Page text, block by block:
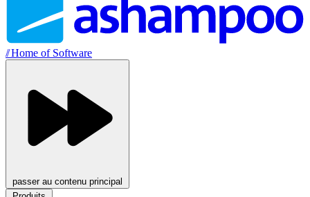
//Home of Software
passer au contenu principal